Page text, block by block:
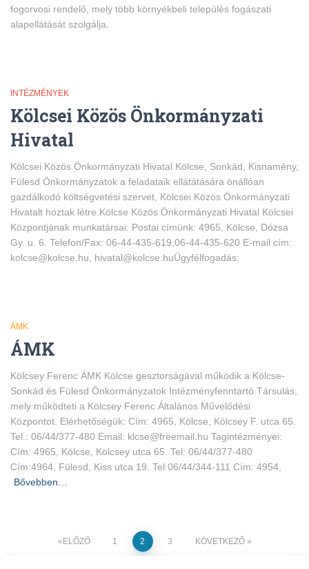
fogorvosi rendelő, mely több környékbeli település fogászati
alapellátását szolgálja.
INTÉZMÉNYEK
Kölcsei Közös Önkormányzati
Hivatal
Kölcsei Közös Önkormányzati Hivatal Kölcse, Sonkád, Kisnamény,
Fülesd Önkormányzatok a feladataik ellátátására önállóan
gazdálkodó költségvetési szervet, Kölcsei Közös Önkormányzati
Hivatalt hoztak létre.Kölcse Közös Önkormányzati Hivatal Kölcsei
Központjának munkatársai: Postai címünk: 4965, Kölcse, Dózsa
Gy. u. 6. Telefon/Fax: 06-44-435-619,06-44-435-620 E-mail cím:
kolcse@kolcse.hu, hivatal@kolcse.huÜgyfélfogadás:
ÁMK
ÁMK
Kölcsey Ferenc ÁMK Kölcse gesztorságával működik a Kölcse-
Sonkád és Fülesd Önkormányzatok Intézményfenntartó Társulás,
mely működteti a Kölcsey Ferenc Általános Művelődési
Központot. Elérhetőségük: Cím: 4965, Kölcse, Kölcsey F. utca 65.
Tel.: 06/44/377-480 Email: klcse@freemail.hu Tagintézményei:
Cím: 4965, Kölcse, Kölcsey utca 65. Tel: 06/44/377-480
Cím:4964, Fülesd, Kiss utca 19. Tel:06/44/344-111 Cím: 4954,
Bővebben…
Bejegyzések
ELŐZŐ 1 2 3 KÖVETKEZŐ